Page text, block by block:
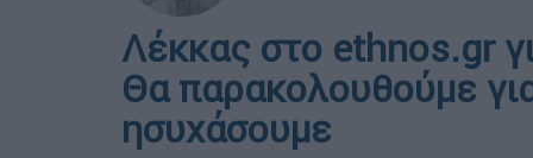
Λέκκας στο ethnos.gr
Θα παρακολουθούμε
ησυχάσουμε